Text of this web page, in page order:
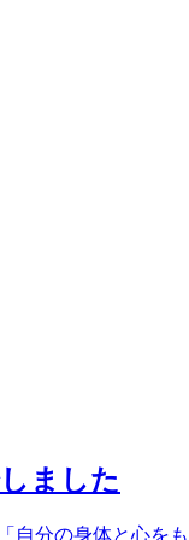
ました
自分の身体と心を